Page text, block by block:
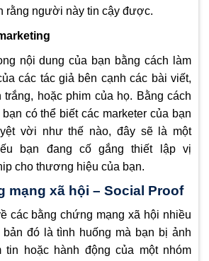
rằng người này tin cậy được.
nội dung của bạn bằng cách làm
các tác giả bên cạnh các bài viết,
hoặc phim của họ. Bằng cách
có thể biết các marketer của bạn
vời như thế nào, đây sẽ là một
bạn đang cố gắng thiết lập vị
cho thương hiệu của bạn.
mạng xã hội – Social Proof
các bằng chứng mạng xã hội nhiều
đó là tình huống mà bạn bị ảnh
tin hoặc hành động của một nhóm